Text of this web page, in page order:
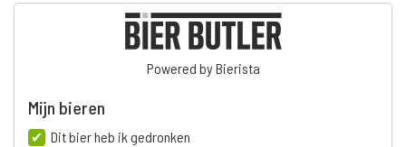
Powered by Bierista
Mijn bieren
Dit bier heb ik gedronken